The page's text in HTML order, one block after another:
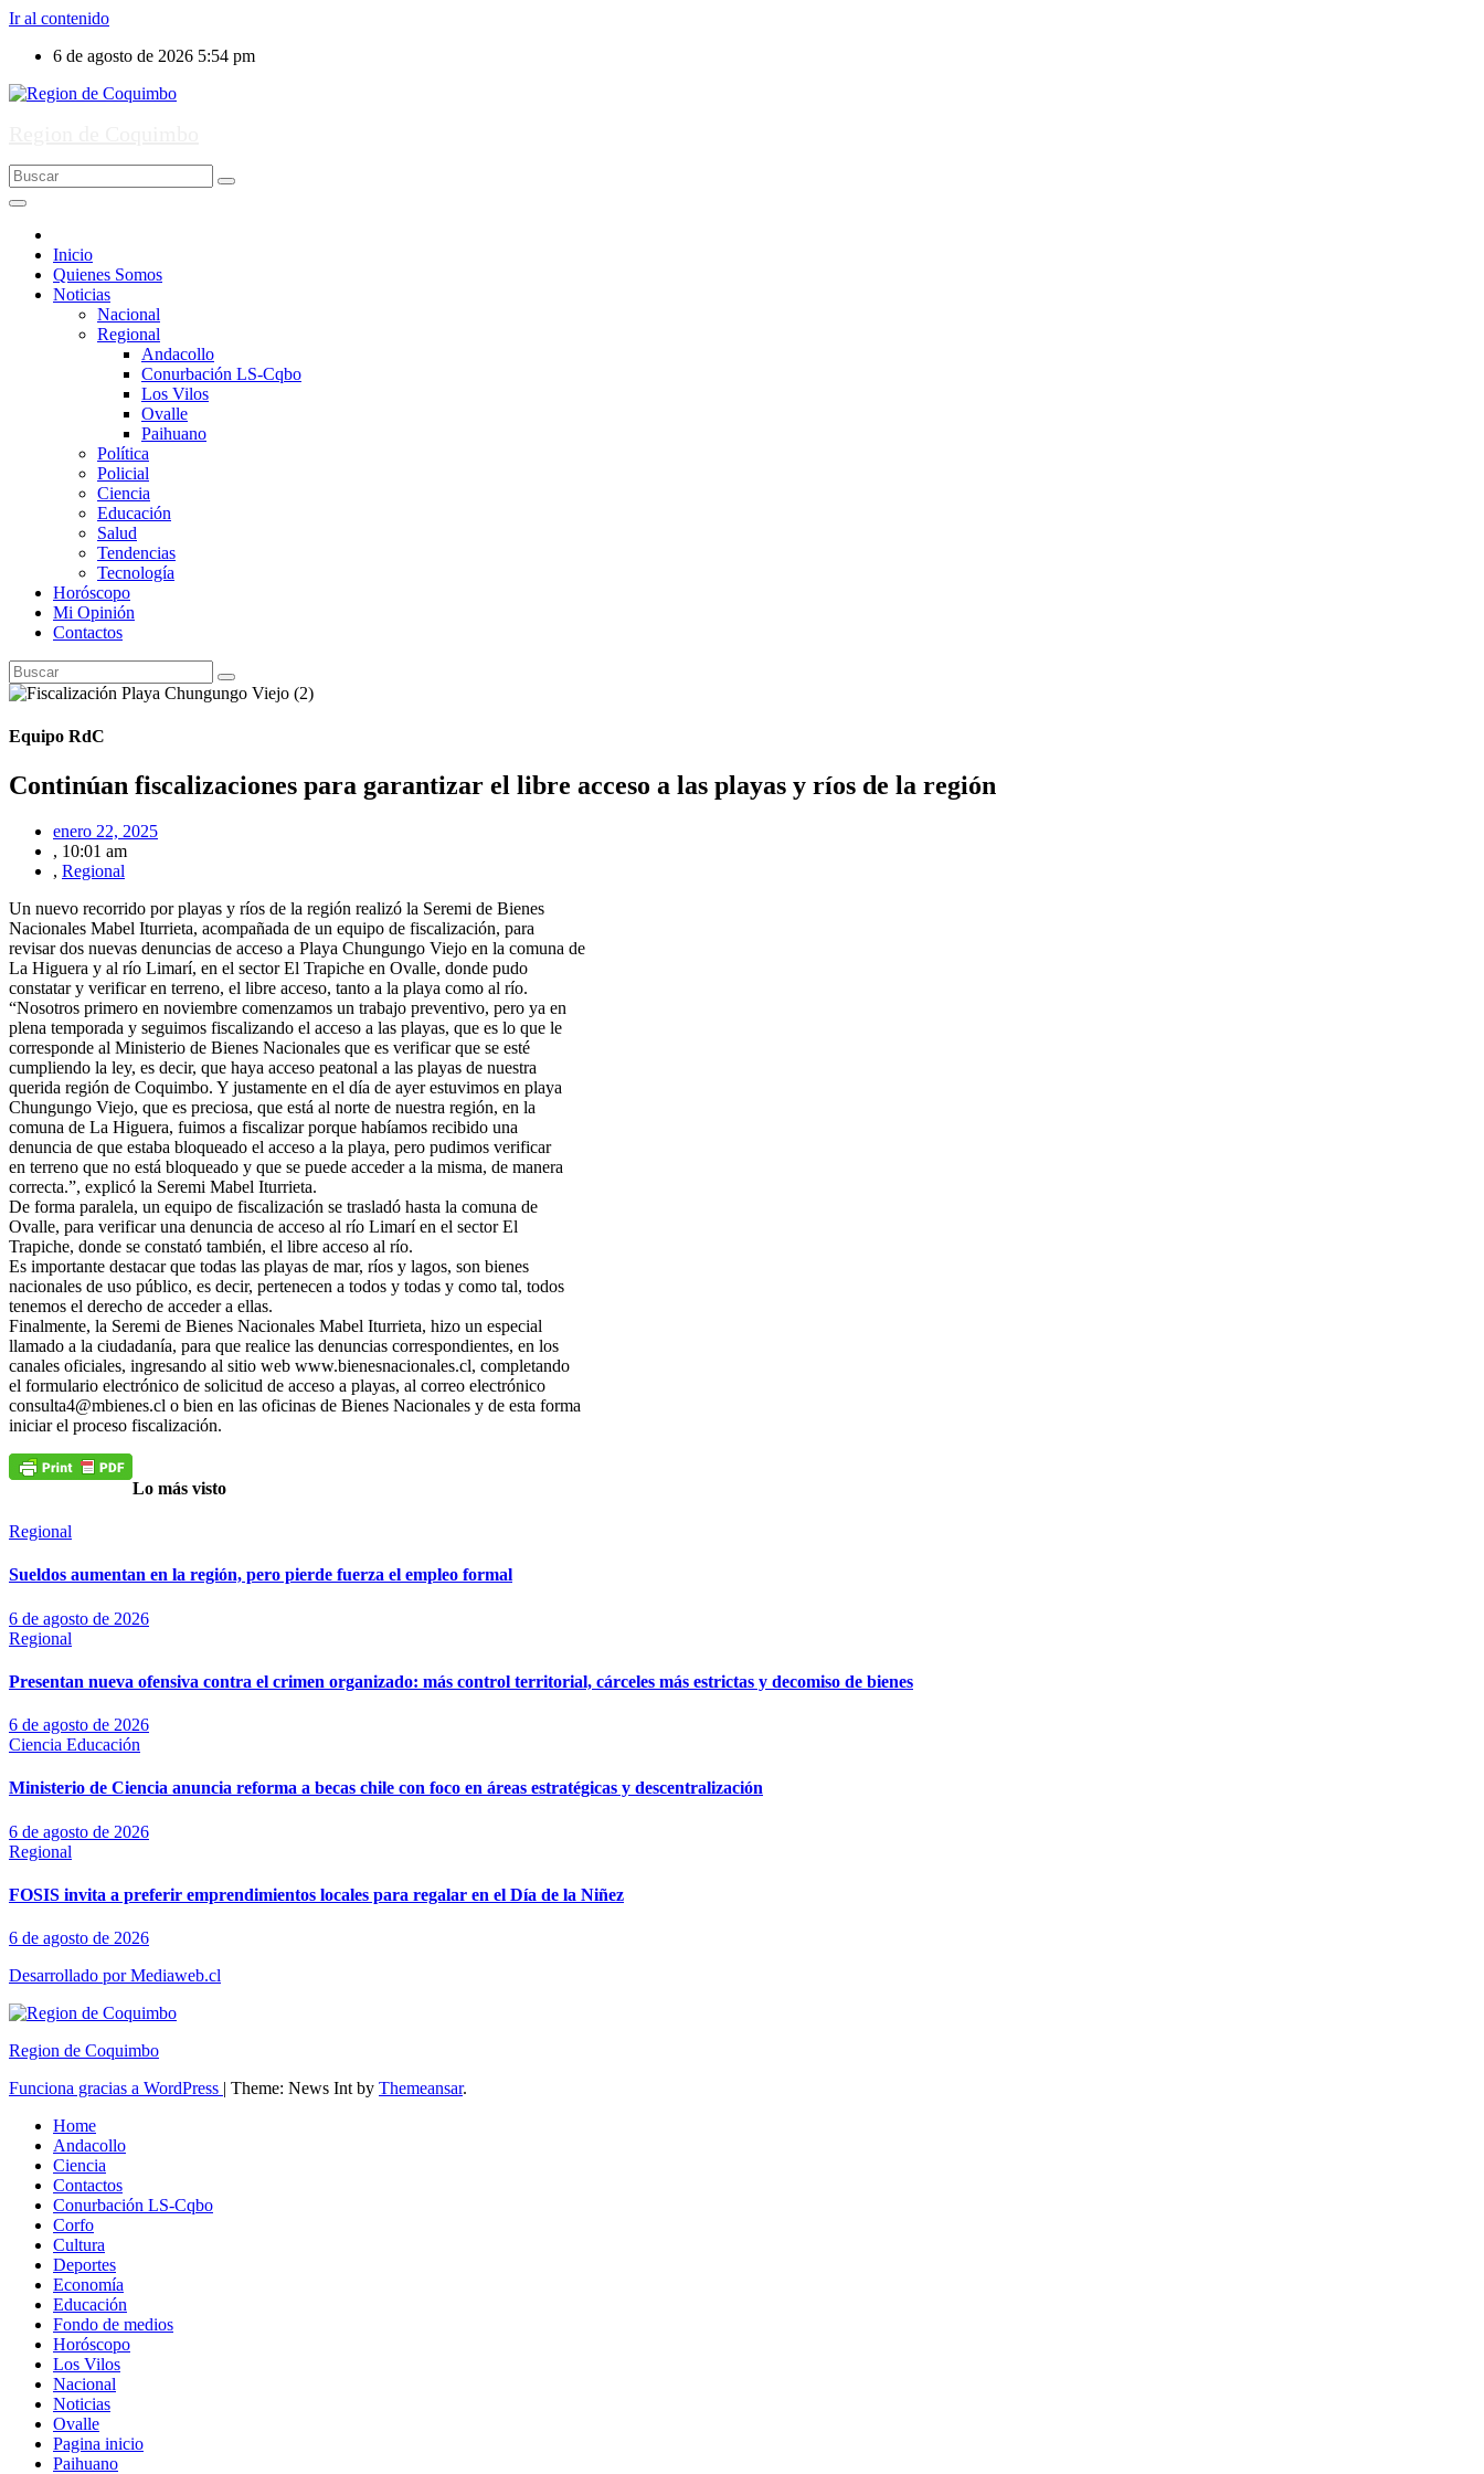
Ir al contenido
6 de agosto de 2026 5:54 pm
Inicio
Quienes Somos
Noticias
Nacional
Regional
Andacollo
Conurbación LS-Cqbo
Los Vilos
Ovalle
Paihuano
Política
Policial
Ciencia
Educación
Salud
Tendencias
Tecnología
Horóscopo
Mi Opinión
Contactos
Equipo RdC
Continúan fiscalizaciones para garantizar el libre acceso a las playas y ríos de la región
enero 22, 2025
, 10:01 am
, Regional
Un nuevo recorrido por playas y ríos de la región realizó la Seremi de Bienes
Nacionales Mabel Iturrieta, acompañada de un equipo de fiscalización, para
revisar dos nuevas denuncias de acceso a Playa Chungungo Viejo en la comuna de
La Higuera y al río Limarí, en el sector El Trapiche en Ovalle, donde pudo
constatar y verificar en terreno, el libre acceso, tanto a la playa como al río.
“Nosotros primero en noviembre comenzamos un trabajo preventivo, pero ya en
plena temporada y seguimos fiscalizando el acceso a las playas, que es lo que le
corresponde al Ministerio de Bienes Nacionales que es verificar que se esté
cumpliendo la ley, es decir, que haya acceso peatonal a las playas de nuestra
querida región de Coquimbo. Y justamente en el día de ayer estuvimos en playa
Chungungo Viejo, que es preciosa, que está al norte de nuestra región, en la
comuna de La Higuera, fuimos a fiscalizar porque habíamos recibido una
denuncia de que estaba bloqueado el acceso a la playa, pero pudimos verificar
en terreno que no está bloqueado y que se puede acceder a la misma, de manera
correcta.”, explicó la Seremi Mabel Iturrieta.
De forma paralela, un equipo de fiscalización se trasladó hasta la comuna de
Ovalle, para verificar una denuncia de acceso al río Limarí en el sector El
Trapiche, donde se constató también, el libre acceso al río.
Es importante destacar que todas las playas de mar, ríos y lagos, son bienes
nacionales de uso público, es decir, pertenecen a todos y todas y como tal, todos
tenemos el derecho de acceder a ellas.
Finalmente, la Seremi de Bienes Nacionales Mabel Iturrieta, hizo un especial
llamado a la ciudadanía, para que realice las denuncias correspondientes, en los
canales oficiales, ingresando al sitio web www.bienesnacionales.cl, completando
el formulario electrónico de solicitud de acceso a playas, al correo electrónico
consulta4@mbienes.cl o bien en las oficinas de Bienes Nacionales y de esta forma
iniciar el proceso fiscalización.
Lo más visto
Regional
Sueldos aumentan en la región, pero pierde fuerza el empleo formal
6 de agosto de 2026
Regional
Presentan nueva ofensiva contra el crimen organizado: más control territorial, cárceles más estrictas y decomiso de bienes
6 de agosto de 2026
Ciencia Educación
Ministerio de Ciencia anuncia reforma a becas chile con foco en áreas estratégicas y descentralización
6 de agosto de 2026
Regional
FOSIS invita a preferir emprendimientos locales para regalar en el Día de la Niñez
6 de agosto de 2026
Desarrollado por Mediaweb.cl
Region de Coquimbo
Funciona gracias a WordPress | Theme: News Int by Themeansar.
Home
Andacollo
Ciencia
Contactos
Conurbación LS-Cqbo
Corfo
Cultura
Deportes
Economía
Educación
Fondo de medios
Horóscopo
Los Vilos
Nacional
Noticias
Ovalle
Pagina inicio
Paihuano